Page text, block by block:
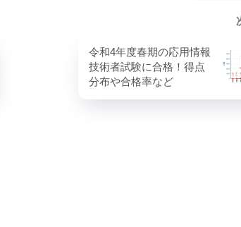
令和4年度春期の応用情報
技術者試験に合格！得点
分布や合格率など